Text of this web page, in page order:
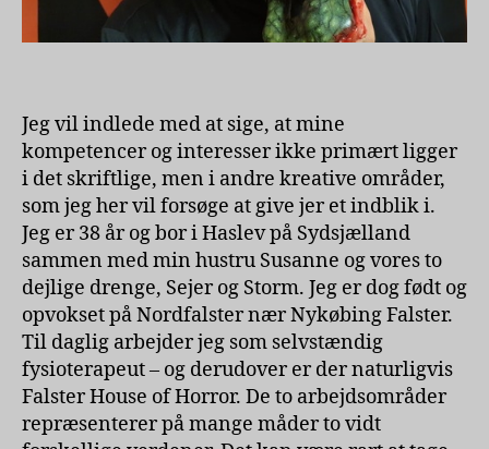
Jeg vil indlede med at sige, at mine
kompetencer og interesser ikke primært ligger
i det skriftlige, men i andre kreative områder,
som jeg her vil forsøge at give jer et indblik i.
Jeg er 38 år og bor i Haslev på Sydsjælland
sammen med min hustru Susanne og vores to
dejlige drenge, Sejer og Storm. Jeg er dog født og
opvokset på Nordfalster nær Nykøbing Falster.
Til daglig arbejder jeg som selvstændig
fysioterapeut – og derudover er der naturligvis
Falster House of Horror. De to arbejdsområder
repræsenterer på mange måder to vidt